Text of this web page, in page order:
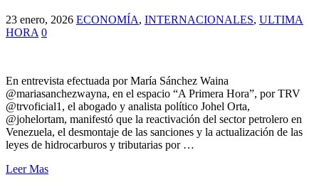
23 enero, 2026 ECONOMÍA, INTERNACIONALES, ULTIMA
HORA 0
En entrevista efectuada por María Sánchez Waina
@mariasanchezwayna, en el espacio “A Primera Hora”, por TRV
@trvoficial1, el abogado y analista político Johel Orta,
@johelortam, manifestó que la reactivación del sector petrolero en
Venezuela, el desmontaje de las sanciones y la actualización de las
leyes de hidrocarburos y tributarias por …
Leer Mas